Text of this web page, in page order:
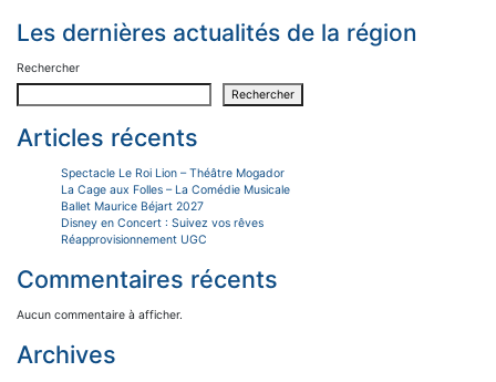
Les dernières actualités de la région
Rechercher
Rechercher
Articles récents
Spectacle Le Roi Lion – Théâtre Mogador
La Cage aux Folles – La Comédie Musicale
Ballet Maurice Béjart 2027
Disney en Concert : Suivez vos rêves
Réapprovisionnement UGC
Commentaires récents
Aucun commentaire à afficher.
Archives